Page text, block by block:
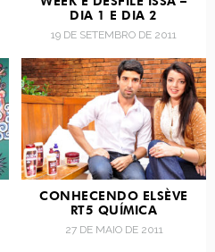
DIA 1 E DIA 2
19 DE SETEMBRO DE 2011
CONHECENDO ELSÈVE
RT5 QUÍMICA
27 DE MAIO DE 2011